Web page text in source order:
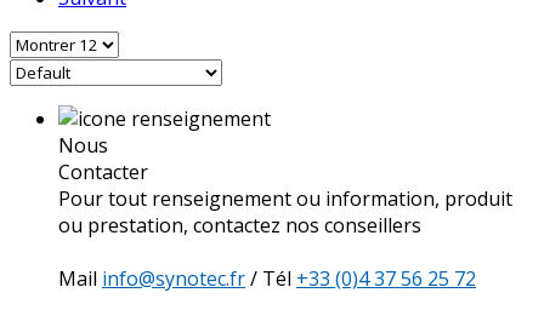
Nous
Contacter
Pour tout renseignement ou information, produit
ou prestation, contactez nos conseillers
Mail info@synotec.fr/ Tél +33 (0)4 37 56 25 72